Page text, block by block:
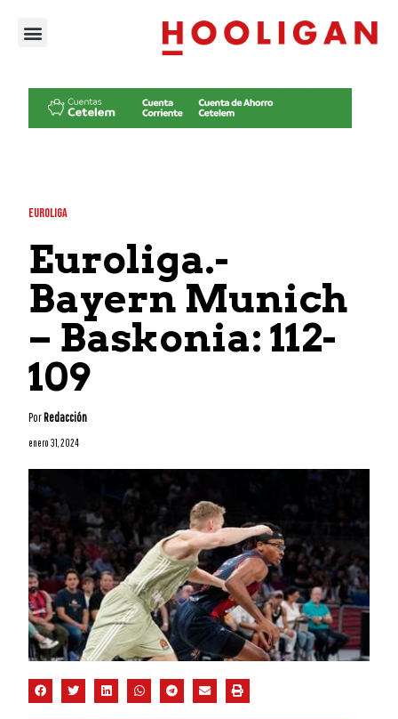
EUROLIGA
Euroliga.-
Bayern Munich
– Baskonia: 112-
109
PorRedacción
enero 31, 2024